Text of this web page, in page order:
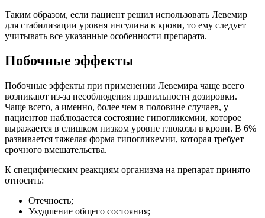
Таким образом, если пациент решил использовать Левемир
для стабилизации уровня инсулина в крови, то ему следует
учитывать все указанные особенности препарата.
Побочные эффекты
Побочные эффекты при применении Левемира чаще всего
возникают из-за несоблюдения правильности дозировки.
Чаще всего, а именно, более чем в половине случаев, у
пациентов наблюдается состояние гипогликемии, которое
выражается в слишком низком уровне глюкозы в крови. В 6%
развивается тяжелая форма гипогликемии, которая требует
срочного вмешательства.
К специфическим реакциям организма на препарат принято
относить:
Отечность;
Ухудшение общего состояния;